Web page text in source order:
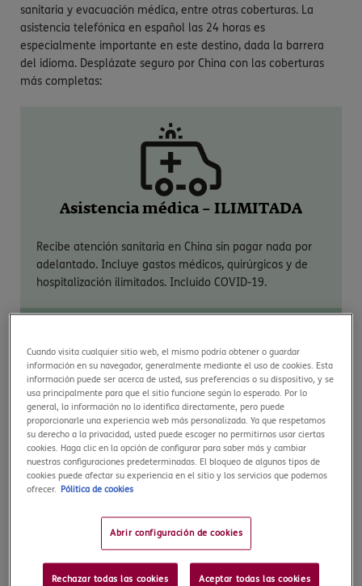
sanitaria y evacuación médica, entre otras coberturas. La
asistencia telefónica en español las 24 horas es
especialmente importante en este destino, dada la barrera
del idioma. Desplázate seguro por China con las coberturas
más completas:
Asistencia médica – ILIMITADA
Recibe atención sanitaria en China sin pagar nada por
adelantado. Incluye gastos médicos, quirúrgicos y de
hospitalización ilimitados. Incluido COVID-19.
Compensación Equipajes – hasta
2.000€
Si la aerolínea pierde tus maletas o se demora en
entregártelas, podrás recibir una compensación de
Cuando visita cualquier sitio web, el mismo podría obtener o guardar
información en su navegador, generalmente mediante el uso de cookies. Esta
información puede ser acerca de usted, sus preferencias o su dispositivo, y se
usa principalmente para que el sitio funcione según lo esperado. Por lo
general, la información no lo identifica directamente, pero puede
proporcionarle una experiencia web más personalizada. Ya que respetamos
su derecho a la privacidad, usted puede escoger no permitirnos usar ciertas
cookies. Haga clic en la opción de configurar para saber más y cambiar
nuestras configuraciones predeterminadas. El bloqueo de algunos tipos de
cookies puede afectar su experiencia en el sitio y los servicios que podemos
ofrecer.
Pólitica de cookies
Abrir configuración de cookies
Rechazar todas las cookies Aceptar todas las cookies